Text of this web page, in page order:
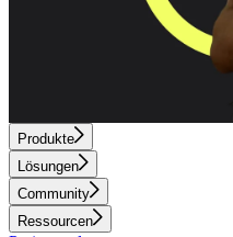
Produkte
Lösungen
Community
Ressourcen